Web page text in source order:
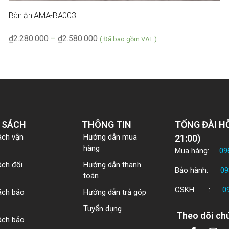
Bàn ăn AMA-BA003
2.280.000
₫ – 2.580.000
₫ ( Đã bao gồm VAT )
vận
đổi
bảo
bảo
THÔNG TIN
Hướng dẫn mua
hàng
Hướng dẫn thanh
toán
Hướng dẫn trả góp
Tuyển dụng
TỔNG ĐÀI
21:00)
Mua hàng:
Bảo hành:
CSKH :
Theo dõi